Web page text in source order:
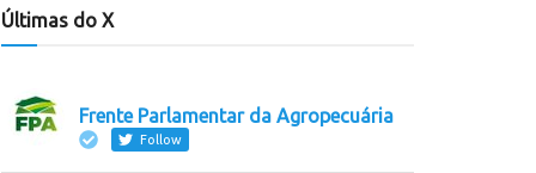
Últimas do X
Frente Parlamentar da Agropecuária
Follow